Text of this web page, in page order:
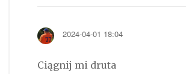
2024-04-01 18:04
Ciągnij mi druta